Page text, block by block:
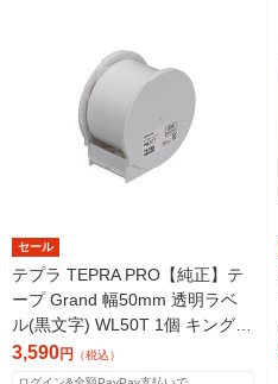
セール
テプラ TEPRA PRO【純正】テ
ープ Grand 幅50mm 透明ラベ
ル(黒文字) WL50T 1個 キングジ
ム
3,590円 （税込）